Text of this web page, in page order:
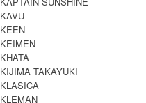
GARMENT REPRODUCTION OF
オブワーカーズ)からFRILL SHIRT(
心地よいハリ感が特徴のコットン
ンドカラーがエレガントで女性らし
フロントボタンはくるみボタンで
KAVU
KEEN
KEIMEN
KHATA
KIJIMA TAKAYUKI
KLASICA
KLEMAN